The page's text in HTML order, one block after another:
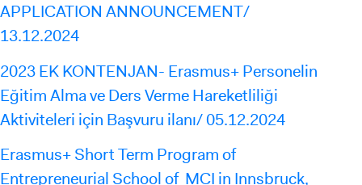
APPLICATION ANNOUNCEMENT/
13.12.2024
2023 EK KONTENJAN- Erasmus+ Personelin
Eğitim Alma ve Ders Verme Hareketliliği
Aktiviteleri için Başvuru ilanı/ 05.12.2024
Erasmus+ Short Term Program of
Entrepreneurial School of MCI in Innsbruck,